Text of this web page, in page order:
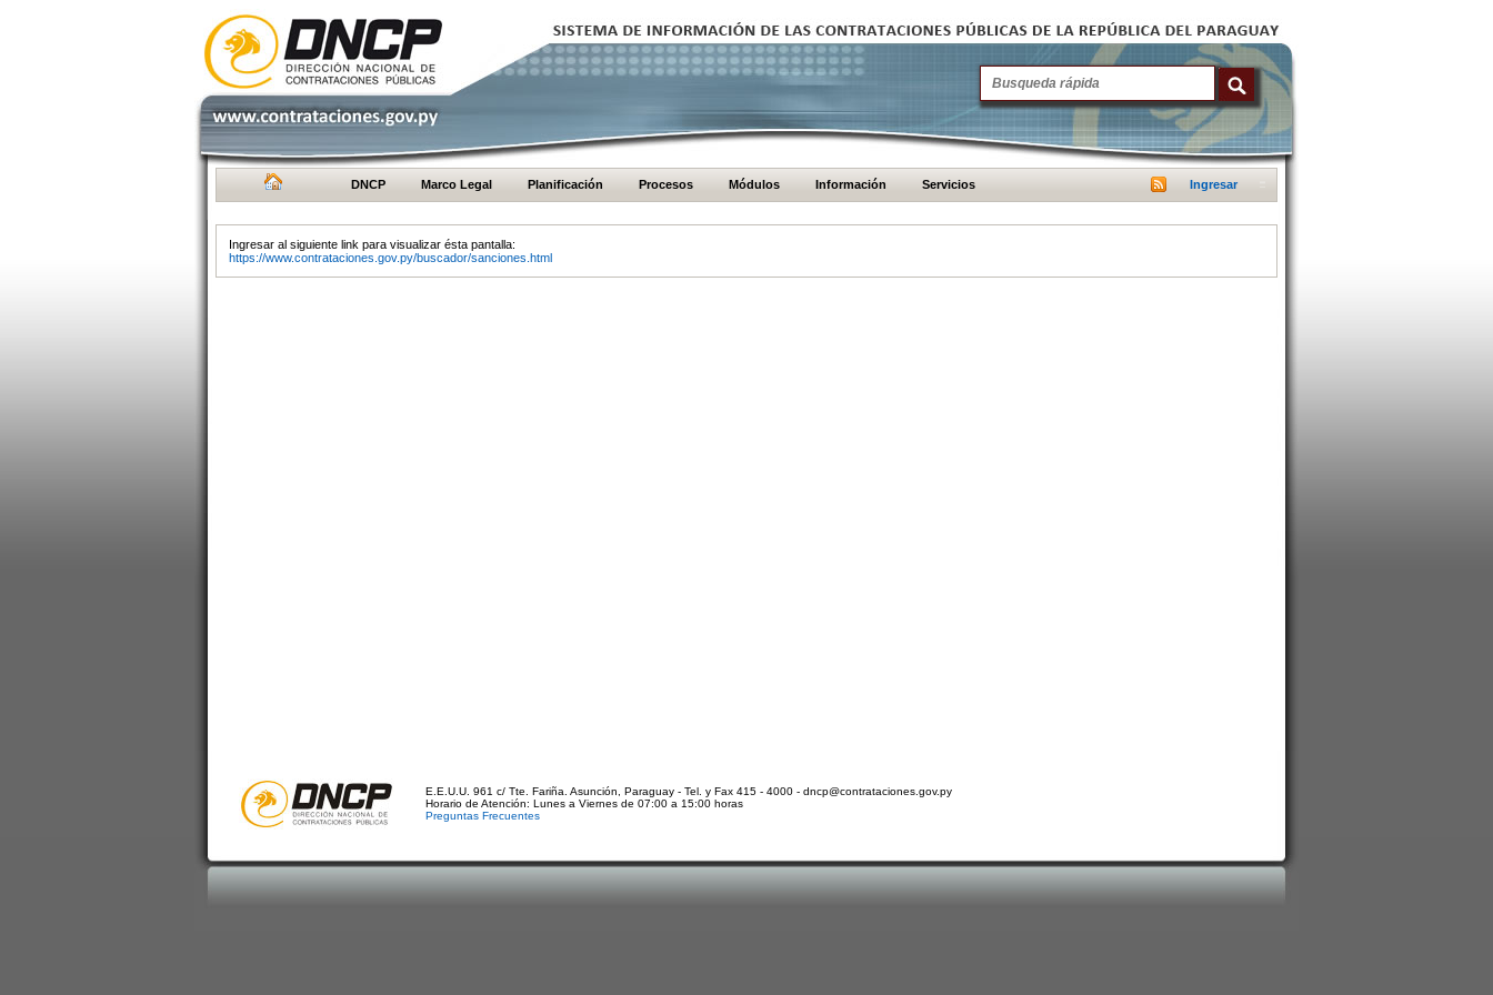
DNCP Marco Legal Planificación Procesos Módulos Información Servicios Ingresar
Ingresar al siguiente link para visualizar ésta pantalla:
https://www.contrataciones.gov.py/buscador/sanciones.html
E.E.U.U. 961 c/ Tte. Fariña. Asunción, Paraguay - Tel. y Fax 415 - 4000 - dncp@contrataciones.gov.py
Horario de Atención: Lunes a Viernes de 07:00 a 15:00 horas
Preguntas Frecuentes